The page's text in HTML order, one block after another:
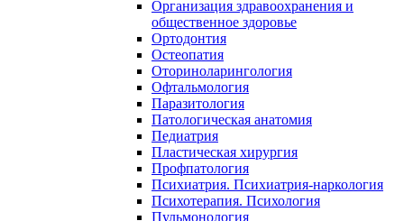
Организация здравоохранения и
общественное здоровье
Ортодонтия
Остеопатия
Оториноларингология
Офтальмология
Паразитология
Патологическая анатомия
Педиатрия
Пластическая хирургия
Профпатология
Психиатрия. Психиатрия-наркология
Психотерапия. Психология
Пульмонология